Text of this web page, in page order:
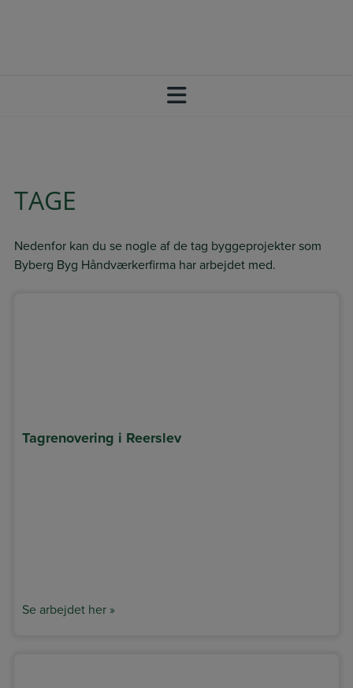
TAGE
Nedenfor kan du se nogle af de tag byggeprojekter som
Byberg Byg Håndværkerfirma har arbejdet med.​
Tagrenovering i Reerslev
Se arbejdet her »